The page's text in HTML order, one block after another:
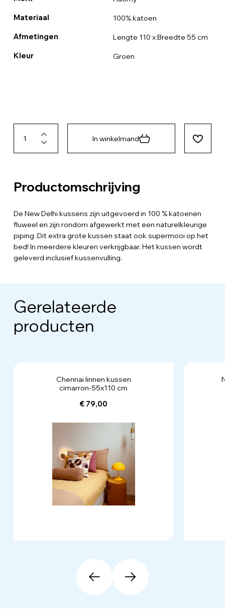
Materiaal 100% katoen
Afmetingen Lengte 110 x Breedte 55 cm
Kleur Groen
In winkelmand
Productomschrijving
De New Delhi kussens zijn uitgevoerd in 100 % katoenen
fluweel en zijn rondom afgewerkt met een naturelkleurige
piping .Dit extra grote kussen staat ook supermooi op het
bed! In meerdere kleuren verkrijgbaar. Het kussen wordt
geleverd inclusief kussenvulling.
Gerelateerde
producten
Chennai linnen kussen
cimarron-55x110 cm
€ 79,00